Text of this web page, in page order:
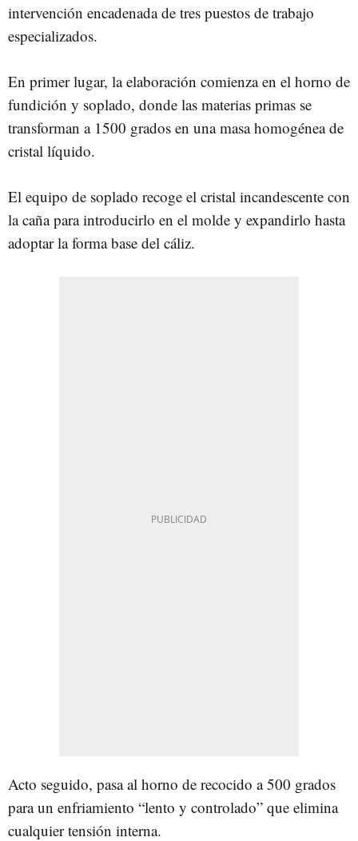
intervención encadenada de tres puestos de trabajo
especializados.
En primer lugar, la elaboración comienza en el horno de
fundición y soplado, donde las materias primas se
transforman a 1500 grados en una masa homogénea de
cristal líquido.
El equipo de soplado recoge el cristal incandescente con
la caña para introducirlo en el molde y expandirlo hasta
adoptar la forma base del cáliz.
Acto seguido, pasa al horno de recocido a 500 grados
para un enfriamiento “lento y controlado” que elimina
cualquier tensión interna.